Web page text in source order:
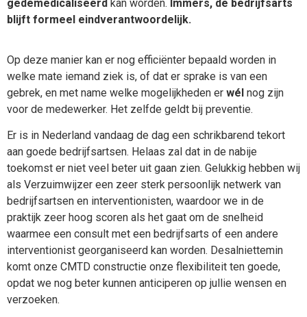
gedemedicaliseerd kan worden. Immers, de bedrijfsarts
blijft formeel eindverantwoordelijk.
Op deze manier kan er nog efficiënter bepaald worden in
welke mate iemand ziek is, of dat er sprake is van een
gebrek, en met name welke mogelijkheden er wél nog zijn
voor de medewerker. Het zelfde geldt bij preventie.
Er is in Nederland vandaag de dag een schrikbarend tekort
aan goede bedrijfsartsen. Helaas zal dat in de nabije
toekomst er niet veel beter uit gaan zien. Gelukkig hebben wij
als Verzuimwijzer een zeer sterk persoonlijk netwerk van
bedrijfsartsen en interventionisten, waardoor we in de
praktijk zeer hoog scoren als het gaat om de snelheid
waarmee een consult met een bedrijfsarts of een andere
interventionist georganiseerd kan worden. Desalniettemin
komt onze CMTD constructie onze flexibiliteit ten goede,
opdat we nog beter kunnen anticiperen op jullie wensen en
verzoeken.